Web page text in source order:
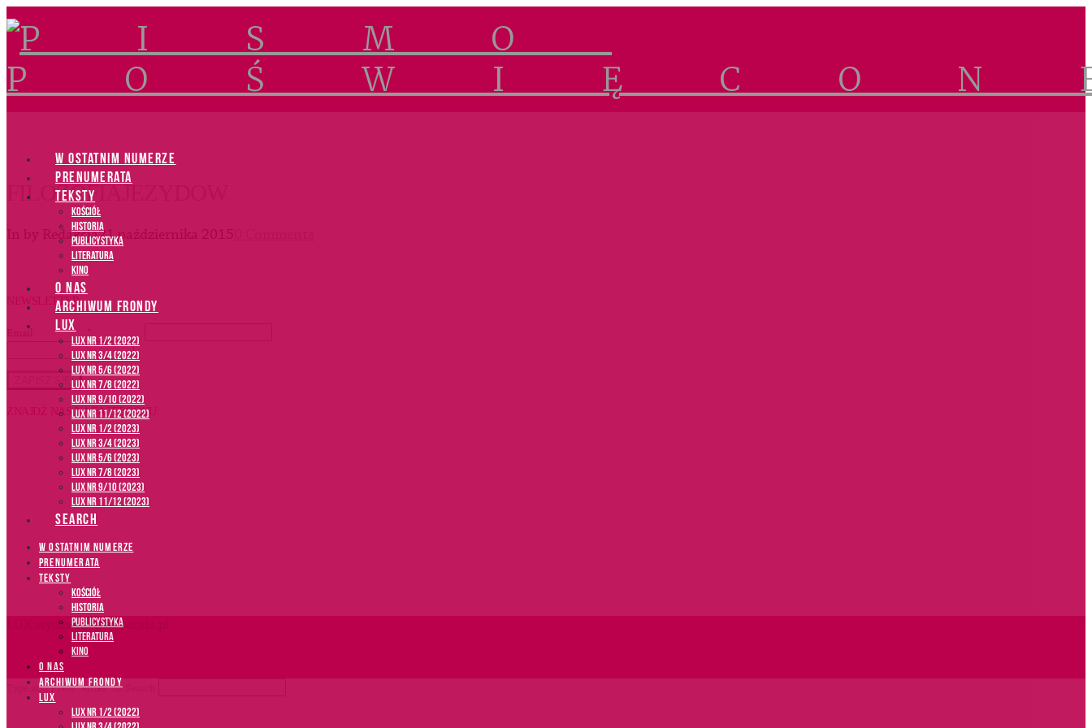
W OSTATNIM NUMERZE
PRENUMERATA
TEKSTY
Kościół
Historia
Publicystyka
Literatura
Kino
O NAS
ARCHIWUM FRONDY
LUX
LUX NR 1/2 (2022)
LUX NR 3/4 (2022)
LUX NR 5/6 (2022)
LUX NR 7/8 (2022)
LUX nr 9/10 (2022)
LUX NR 11/12 (2022)
LUX NR 1/2 (2023)
LUX NR 3/4 (2023)
LUX NR 5/6 (2023)
LUX NR 7/8 (2023)
LUX NR 9/10 (2023)
LUX NR 11/12 (2023)
SEARCH
W OSTATNIM NUMERZE
PRENUMERATA
TEKSTY
Kościół
Historia
Publicystyka
Literatura
Kino
O NAS
ARCHIWUM FRONDY
LUX
LUX NR 1/2 (2022)
FILOZOFIAJEZYDOW
In by Redakcja21 października 2015
NEWSLETTER
Email*
ZNAJDŹ NAS NA FACEBOOKU:
LUX.wydawnictwofronda.pl
Type and Press “enter” to Search